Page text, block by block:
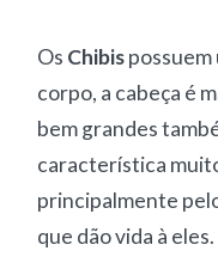
Os Chibis
corpo, a cabeça é
bem grandes
característica
principalmente
que dão vida à eles.